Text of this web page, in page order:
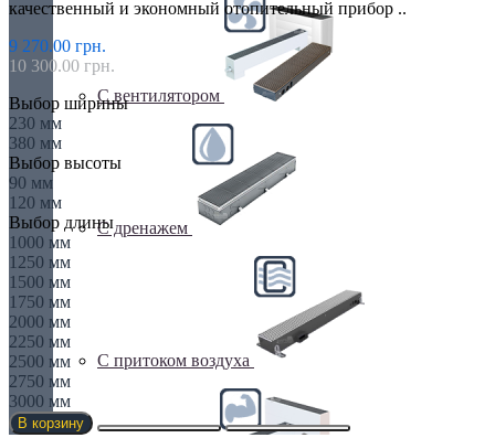
С вентилятором
С дренажем
С притоком воздуха
качественный и экономный отопительный прибор ..
9 270.00 грн.
10 300.00 грн.
Выбор ширины
230 мм
380 мм
Выбор высоты
90 мм
120 мм
Выбор длины
1000 мм
1250 мм
1500 мм
1750 мм
2000 мм
2250 мм
2500 мм
2750 мм
3000 мм
В корзину